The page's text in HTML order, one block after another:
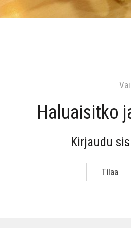
Haluai­sit­ko
Kir­jau­du
Tilaa